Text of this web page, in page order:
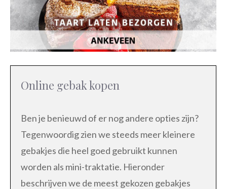
Online gebak kopen
Ben je benieuwd of er nog andere opties zijn?
Tegenwoordig zien we steeds meer kleinere
gebakjes die heel goed gebruikt kunnen
worden als mini-traktatie. Hieronder
beschrijven we de meest gekozen gebakjes